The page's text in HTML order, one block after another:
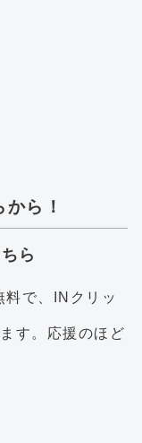
ら！
ら
料で、INクリッ
す。応援のほど